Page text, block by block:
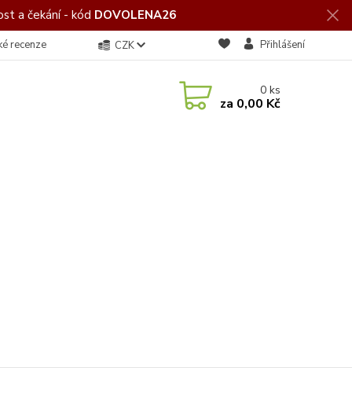
a čekání - kód DOVOLENA26
recenze CZK Přihlášení
0ks
za 0,00 Kč